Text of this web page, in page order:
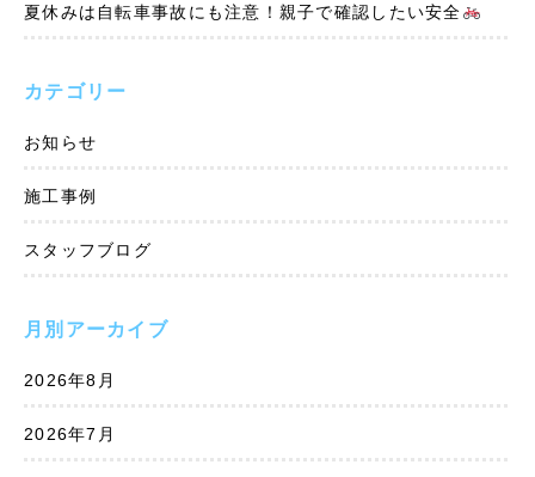
夏休みは自転車事故にも注意！親子で確認したい安全
カテゴリー
お知らせ
施工事例
スタッフブログ
月別アーカイブ
2026年8月
2026年7月